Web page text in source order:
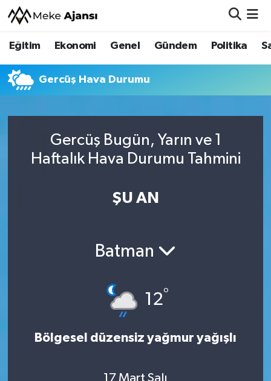
Eğitim Ekonomi Genel Gündem Politika
Gercüş Hava Durumu
Gercüş Bugün, Yarın ve 1
Haftalık Hava Durumu Tahmini
ŞU AN
Batman
12°
Bölgesel düzensiz yağmur yağışlı
17 Mart Salı
Eğitim
Ekonomi
Gündem
Nöbetçi Eczaneler
Hava Durumu
Trafik Durumu